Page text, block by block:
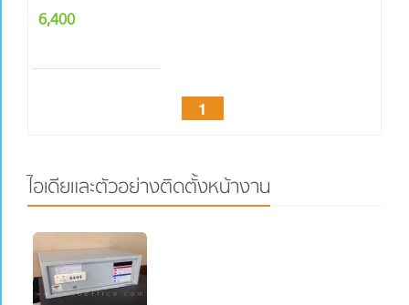
6,400
1
ไอเดียและตัวอย่างติดตั้งหน้างาน